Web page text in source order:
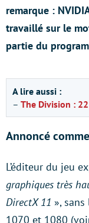
remarque :
travaillé sur le
partie du
A lire aussi :
– The Division :
Annoncé
L’éditeur du jeu
graphiques très
DirectX 11 », sans
1070 et 1080